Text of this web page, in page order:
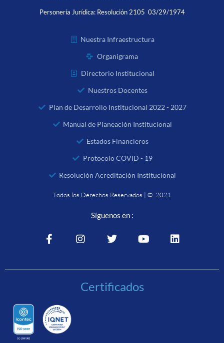
Personería Jurídica: Resolución 2105 03/29/1974
Nuestra Infraestructura
Organigrama
Directorio Institucional
Nuestros Docentes
Plan de Desarrollo Institucional 2022 - 2027
Manual de Planeación Institucional
Estados Financieros
Protocolo COVID - 19
Resolución Acreditación Institucional
Todos los Derechos Reservados | © 2021
Síguenos en :
Certificados